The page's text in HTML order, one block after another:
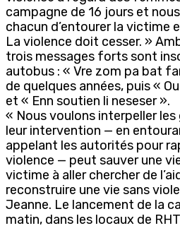
campagne de 16 jours et
chacun d’entourer la victime
La violence doit cesser. »
trois messages forts sont
autobus : « Vre zom pa bat
de quelques années, puis «
et « Enn soutien li neseser ».
« Nous voulons interpeller les
leur intervention — en
appelant les autorités pour
violence — peut sauver une
victime à aller chercher de
reconstruire une vie sans
Jeanne. Le lancement de la
matin, dans les locaux de